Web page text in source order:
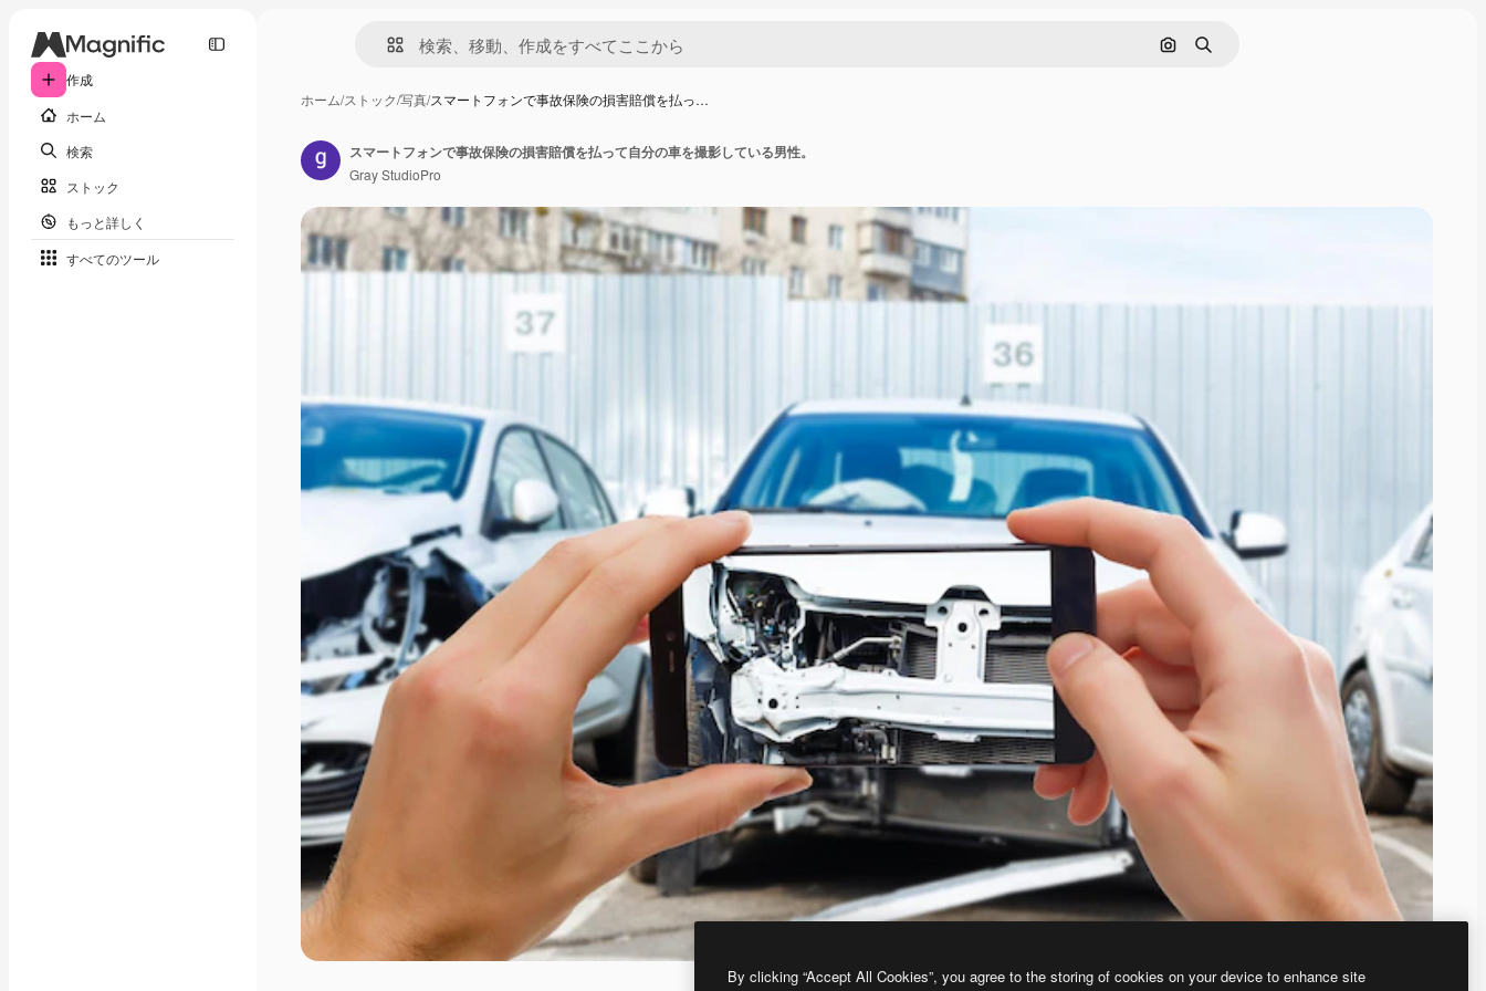
作成
ホーム
検索
ストック
もっと詳しく
すべてのツール
画像で検索
検索
ホーム/ストック/写真/スマートフォンで事故保険の損害賠償を払っ…
スマートフォンで事故保険の損害賠償を払って自分の車を撮影している男性。
Gray StudioPro
By clicking “Accept All Cookies”, you agree to the storing of cookies on your device to enhance site